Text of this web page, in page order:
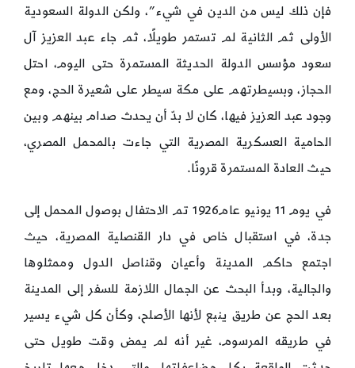
فإن ذلك ليس من الدين في شيء”، ولكن الدولة السعودية
الأولى ثم الثانية لم تستمر طويلًا، ثم جاء عبد العزيز آل
سعود مؤسس الدولة الحديثة المستمرة حتى اليوم، احتل
الحجاز، وبسيطرتهم على مكة سيطر على شعيرة الحج، ومع
وجود عبد العزيز فيها، كان لا بدّ أن يحدث صدام بينهم وبين
الحامية العسكرية المصرية التي جاءت بالمحمل المصري،
حيث العادة المستمرة قرونًا.
في يوم ‏11‏ يونيو عام‏1926‏ تم الاحتفال بوصول المحمل إلى
جدة، في استقبال خاص في دار القنصلية المصرية، حيث
اجتمع حاكم المدينة وأعيان وقناصل الدول وممثلوها
والجالية، وبدأ البحث عن الجمال اللازمة للسفر إلى المدينة
بعد الحج عن طريق ينبع لأنها الأصلح،‏ وكأن كل شيء يسير
في طريقه المرسوم‏،‏ غير أنه لم يمض وقت طويل حتى